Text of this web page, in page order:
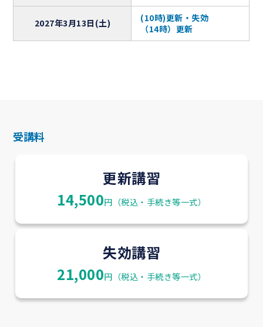
オーナー専用ログイン
2027年3月13日(土)
(10時)更新・失効
（14時）更新
受講料
更新講習
14,500円（税込・手続き等一式）
失効講習
21,000円（税込・手続き等一式）